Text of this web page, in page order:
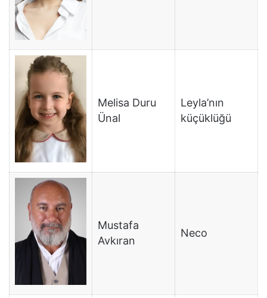
Melisa Duru
Ünal
Leyla’nın
küçüklüğü
Mustafa
Avkıran
Neco